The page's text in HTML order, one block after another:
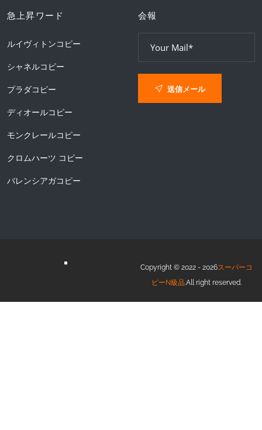
急上昇ワード
ルイヴィトンコピー
シャネルコピー
プラダコピー
ディオールコピー
モンクレールコピー
クロムハーツ コピー
バレンシアガコピー
会報
送信メール
Copyright © 2022 - 2026スーパーコ
ピーN級品.All right reserved.